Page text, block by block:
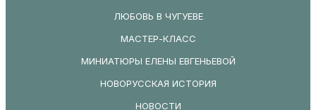
ЛЮБОВЬ В ЧУГУЕВЕ
МАСТЕР-КЛАСС
МИНИАТЮРЫ ЕЛЕНЫ ЕВГЕНЬЕВОЙ
НОВОРУССКАЯ ИСТОРИЯ
НОВОСТИ